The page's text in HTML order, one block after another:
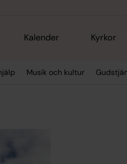
Kalender Kyrkor
Musik och kultur